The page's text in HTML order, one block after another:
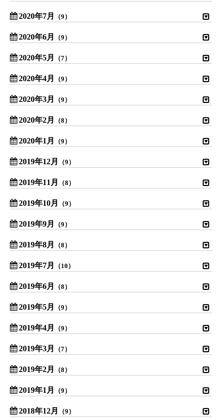
2020年7月 （9）
2020年6月 （9）
2020年5月 （7）
2020年4月 （9）
2020年3月 （9）
2020年2月 （8）
2020年1月 （9）
2019年12月 （9）
2019年11月 （8）
2019年10月 （9）
2019年9月 （9）
2019年8月 （8）
2019年7月 （10）
2019年6月 （8）
2019年5月 （9）
2019年4月 （9）
2019年3月 （7）
2019年2月 （8）
2019年1月 （9）
2018年12月 （9）